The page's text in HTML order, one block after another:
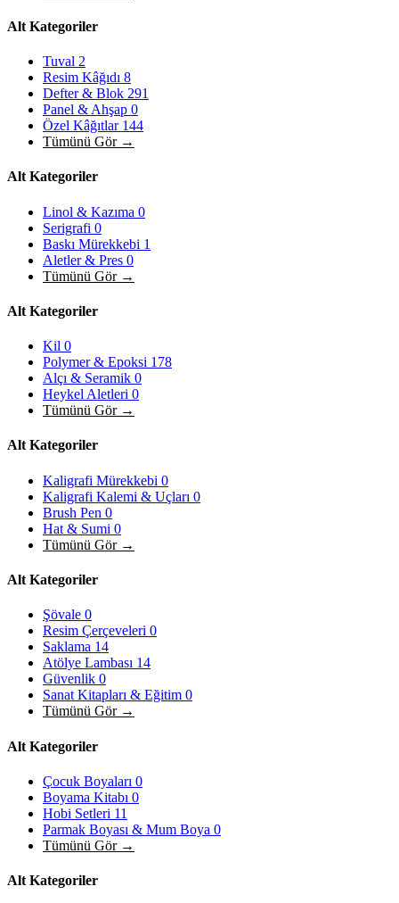
Alt Kategoriler
Tuval 2
Resim Kâğıdı 8
Defter & Blok 291
Panel & Ahşap 0
Özel Kâğıtlar 144
Tümünü Gör →
Alt Kategoriler
Linol & Kazıma 0
Serigrafi 0
Baskı Mürekkebi 1
Aletler & Pres 0
Tümünü Gör →
Alt Kategoriler
Kil 0
Polymer & Epoksi 178
Alçı & Seramik 0
Heykel Aletleri 0
Tümünü Gör →
Alt Kategoriler
Kaligrafi Mürekkebi 0
Kaligrafi Kalemi & Uçları 0
Brush Pen 0
Hat & Sumi 0
Tümünü Gör →
Alt Kategoriler
Şövale 0
Resim Çerçeveleri 0
Saklama 14
Atölye Lambası 14
Güvenlik 0
Sanat Kitapları & Eğitim 0
Tümünü Gör →
Alt Kategoriler
Çocuk Boyaları 0
Boyama Kitabı 0
Hobi Setleri 11
Parmak Boyası & Mum Boya 0
Tümünü Gör →
Alt Kategoriler